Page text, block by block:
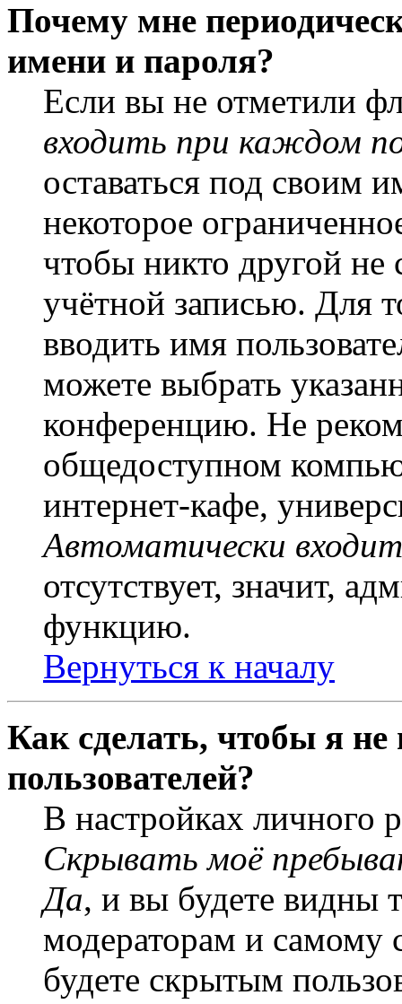
Почему мне
имени и пароля?
Если вы не отметили
входить при каждом
оставаться под своим
некоторое
чтобы никто другой не
учётной записью. Для
вводить имя
можете выбрать
конференцию. Не
общедоступном
интернет-кафе,
Автоматически
отсутствует, значит,
функцию.
Вернуться к началу
Как сделать, чтобы я
пользователей?
В настройках личного
Скрывать моё
Да, и вы будете видны
модераторам и самому
будете скрытым